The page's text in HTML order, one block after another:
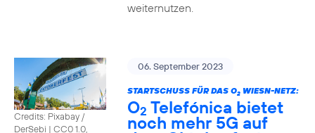
weiternutzen.
Credits: Pixabay /
DerSebi | CC0 1.0,
06. September 2023
STARTSCHUSS FÜR DAS O2WIESN-NETZ:
O2 Telefónica bietet
noch mehr 5G auf